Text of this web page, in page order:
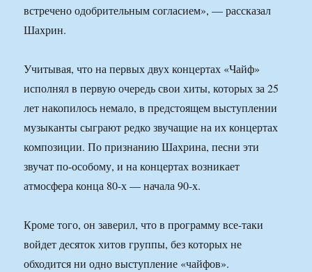
встречено одобрительным согласием», — рассказал
Шахрин.
Учитывая, что на первых двух концертах «Чайф»
исполнял в первую очередь свои хиты, которых за 25
лет накопилось немало, в предстоящем выступлении
музыканты сыграют редко звучащие на их концертах
композиции. По признанию Шахрина, песни эти
звучат по-особому, и на концертах возникает
атмосфера конца 80-х — начала 90-х.
Кроме того, он заверил, что в программу все-таки
войдет десяток хитов группы, без которых не
обходится ни одно выступление «чайфов».